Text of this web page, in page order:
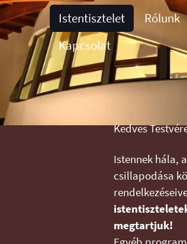
Istentisztelet Rólunk
Kapcsolat
Kedves
Istennek hála,
csillapodása
megtartjuk!